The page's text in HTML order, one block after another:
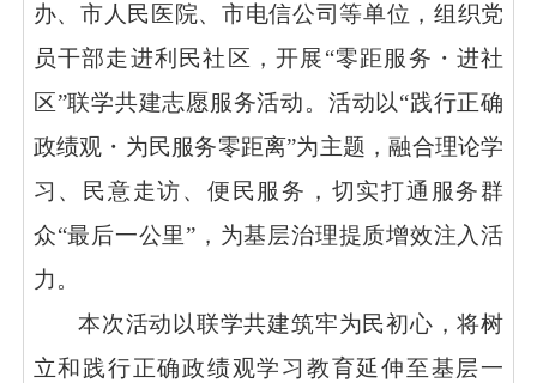
办、市人民医院、市电信公司等单位，组织党
员干部走进利民社区，开展“零距服务・进社
区”联学共建志愿服务活动。活动以“践行正确
政绩观・为民服务零距离”为主题，融合理论学
习、民意走访、便民服务，切实打通服务群
众“最后一公里”，为基层治理提质增效注入活
力。
本次活动以联学共建筑牢为民初心，将树
立和践行正确政绩观学习教育延伸至基层一